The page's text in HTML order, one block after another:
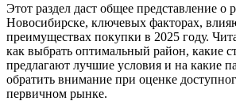
Этот раздел даст общее представление о
Новосибирске, ключевых факторах,
преимуществах покупки в 2025 году.
как выбрать оптимальный район, какие
предлагают лучшие условия и на какие
обратить внимание при оценке
первичном рынке.